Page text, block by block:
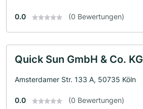
0.0 (0 Bewertungen)
Quick Sun GmbH & Co. KG
Amsterdamer Str. 133 A, 50735 Köln
0.0 (0 Bewertungen)